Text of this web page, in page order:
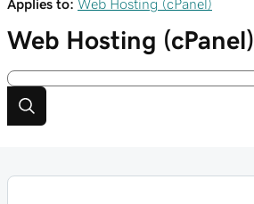
Applies to: Web Hosting (cPanel)
Web Hosting (cPanel)